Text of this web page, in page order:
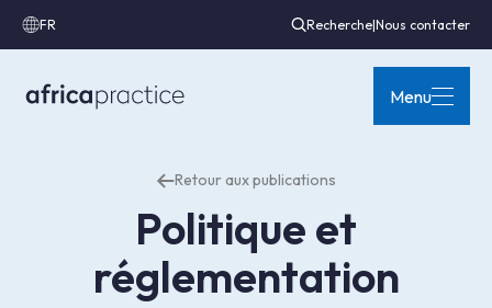
FR Recherche|Nous contacter
Menu
Retour aux publications
Politique et
réglementation